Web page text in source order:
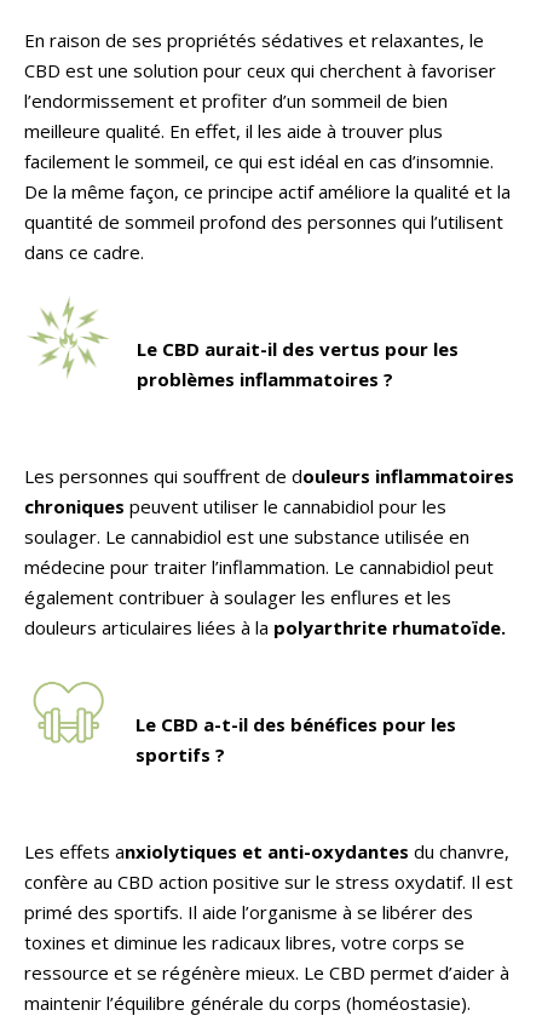
En raison de ses propriétés sédatives et relaxantes, le
CBD est une solution pour ceux qui cherchent à favoriser
l’endormissement et profiter d’un sommeil de bien
meilleure qualité. En effet, il les aide à trouver plus
facilement le sommeil, ce qui est idéal en cas d’insomnie.
De la même façon, ce principe actif améliore la qualité et la
quantité de sommeil profond des personnes qui l’utilisent
dans ce cadre.
Le CBD aurait-il des vertus pour les
problèmes inflammatoires ?
Les personnes qui souffrent de douleurs inflammatoires
chroniques peuvent utiliser le cannabidiol pour les
soulager. Le cannabidiol est une substance utilisée en
médecine pour traiter l’inflammation. Le cannabidiol peut
également contribuer à soulager les enflures et les
douleurs articulaires liées à la polyarthrite rhumatoïde.
Le CBD a-t-il des bénéfices pour les
sportifs ?
Les effets anxiolytiques et anti-oxydantes du chanvre,
confère au CBD action positive sur le stress oxydatif. Il est
primé des sportifs. Il aide l’organisme à se libérer des
toxines et diminue les radicaux libres, votre corps se
ressource et se régénère mieux. Le CBD permet d’aider à
maintenir l’équilibre générale du corps (homéostasie).